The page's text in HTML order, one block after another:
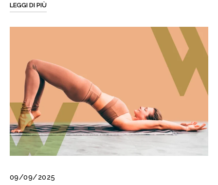
LEGGI DI PIÙ
09/09/2025